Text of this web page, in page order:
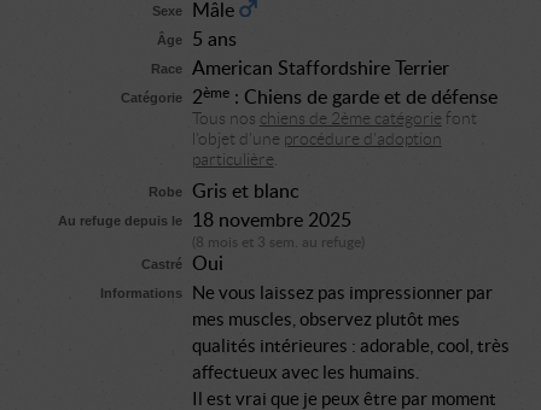
Sexe Mâle
Âge 5 ans
Race American Staffordshire Terrier
Catégorie 2ème: Chiens de garde et de défense
Tous nos chiens de 2ème catégorie font
l'objet d'une procédure d'adoption
particulière
Robe Gris et blanc
Au refuge depuis le 18 novembre 2025
(8 mois et 3 sem. au refuge)
Castré
Oui
Informations
Ne vous laissez pas impressionner par
mes muscles, observez plutôt mes
qualités intérieures : adorable, cool, très
affectueux avec les humains.
Il est vrai que je peux être par moment